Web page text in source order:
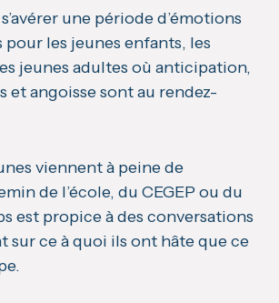
une période d’émotions
les jeunes enfants, les
jeunes adultes où anticipation,
et angoisse sont au rendez-
viennent à peine de
de l’école, du CEGEP ou du
est propice à des conversations
sur ce à quoi ils ont hâte que ce